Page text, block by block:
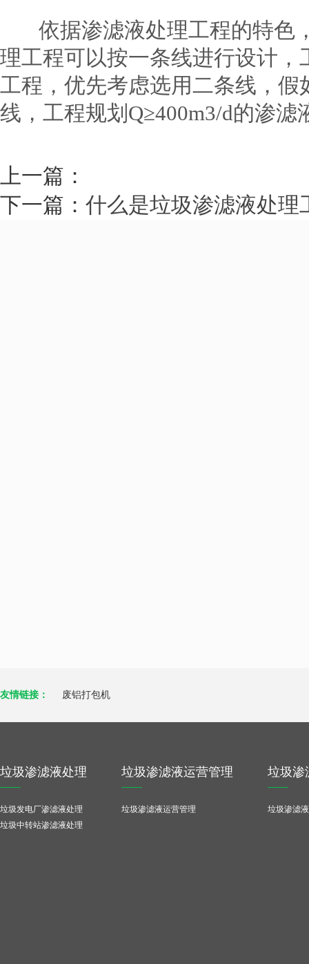
依据渗滤液处理工程的特色
理工程可以按一条线进行设计，
工程，优先考虑选用二条线，
线，工程规划Q≥400m3/d的渗
上一篇：
下一篇： 什么是垃圾渗滤液处理
友情链接： 废铝打包机
垃圾渗滤液处理
垃圾发电厂渗滤液处理
垃圾中转站渗滤液处理
垃圾渗滤液运营管理
垃圾渗滤液运营管理
垃圾渗
垃圾渗滤